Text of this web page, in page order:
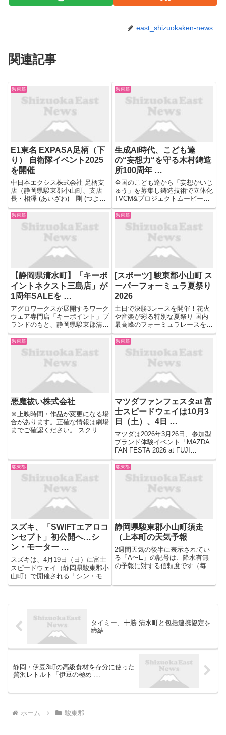
east_shizuokaken-news
関連記事
駿東郡
E1東名 EXPASA足柄（下
り） 自衛隊イベント2025
を開催
中日本エクシス株式会社 足柄支
店（静岡県駿東郡小山町、支店
長・相澤 (あいざわ) 剛 (つよ
し)）と自衛隊静岡地方協力本部
（静岡県静岡市、1等陸佐 田代
(たしろ) 裕久 (ひろひさ)）は、
E1 東名高速道路 (東名) EXPASA
駿東郡
生成AI時代、こども達
の“妄想力“を守る木村鋳造
所100周年 …
全国のこども達から「妄想かいじ
ゅう」を募集し鋳造技術で立体化
TVCM&プロジェクトムービーが
7月8日より公開 株式会社木村鋳
造所（本社：静岡県駿東郡清水
町、代表取締役社長 木村 寿利）
は、2027年に創業100周年を迎え
る記念プロジェクト...
駿東郡
【静岡県清水町】「キーポ
イントネクスト三島店」が
1周年SALEを …
アグロワークスが展開するワーク
ウェア専門店「キーポイント」ブ
ランドのもと、静岡県駿東郡清水
町で「キーポイントネクスト三島
店」を運営する山本被服は、「キ
ーポイントネクスト三島店」が開
業から1年の節目を迎えたことを
記念し、7月4日(土)より数量...
駿東郡
[スポーツ] 駿東郡小山町 ス
ーパーフォーミュラ夏祭り
2026
土日で決勝3レースを開催！花火
や音楽が彩る特別な夏祭り 国内
最高峰のフォーミュラレースを舞
台に、レース観戦と夏祭りを一日
中全力で楽しめる特別な2日間で
す。 延期となった代替レースを
含め、土日の2日間で計3回もの
決勝レースが開催される ...
駿東郡
悪魔祓い株式会社
※上映時間・作品が変更になる場
合があります。正確な情報は劇場
までご確認ください。 スクリー
ン4 106座席 デ...
駿東郡
マツダファンフェスタat 富
士スピードウェイは10月3
日（土）、4日 …
マツダは2026年3月26日、参加型
ブランド体験イベント「MAZDA
FAN FESTA 2026 at FUJI
SPEEDWAY」を10月3日（土）
～4日（日）に、富士スピードウ
ェイ（静岡県駿東郡小山町）で開
催すると発表した。 「MAZ...
駿東郡
スズキ、「SWIFTエアロコ
ンセプト」初公開へ…シ
ン・モーター …
スズキは、4月19日（日）に富士
スピードウェイ（静岡県駿東郡小
山町）で開催される「シン・モー
ターファンフェスタ2026」に、
駿東郡
静岡県駿東郡小山町須走
（上本町の天気予報
2週間天気の後半に表示されてい
る「A〜E」の記号は、降水有無
の予報に対する信頼度です（毎日
タイミー、十勝 清水町と包括連携協定を
締結
静岡・伊豆3町の高級食材を存分に使った
贅沢レトルト「伊豆の極め …
ホーム 駿東郡